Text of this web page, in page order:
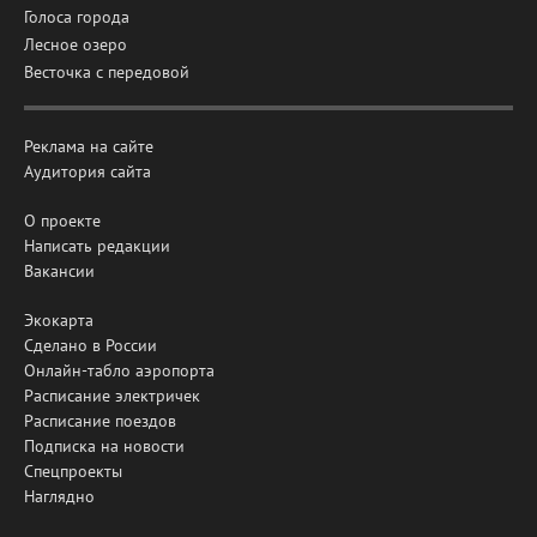
Голоса города
Лесное озеро
Весточка с передовой
Реклама на сайте
Аудитория сайта
О проекте
Написать редакции
Вакансии
Экокарта
Сделано в России
Онлайн-табло аэропорта
Расписание электричек
Расписание поездов
Подписка на новости
Спецпроекты
Наглядно